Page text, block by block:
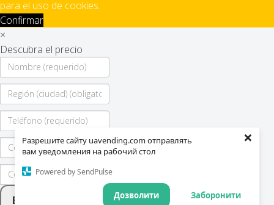
Разрешите сайту uavending.com отправлять
вам уведомления на рабочий стол
Powered by SendPulse
Заборонити
Дозволити
×
para el uso de cookies.
Confirmar
×
Descubra el precio
Enviar